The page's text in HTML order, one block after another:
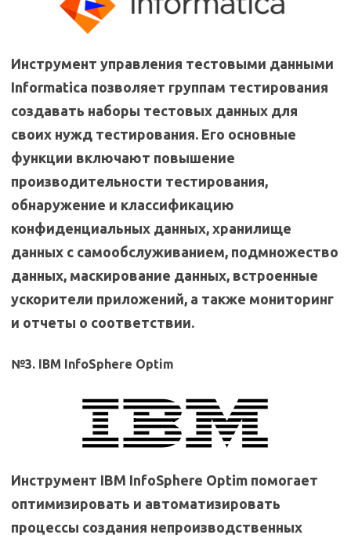
Инструмент управления тестовыми данными
Informatica позволяет группам тестирования
создавать наборы тестовых данных для
своих нужд тестирования. Его основные
функции включают повышение
производительности тестирования,
обнаружение и классификацию
конфиденциальных данных, хранилище
данных с самообслуживанием, подмножество
данных, маскирование данных, встроенные
ускорители приложений, а также мониторинг
и отчеты о соответствии.
№3. IBM InfoSphere Optim
Инструмент IBM InfoSphere Optim помогает
оптимизировать и автоматизировать
процессы создания непроизводственных